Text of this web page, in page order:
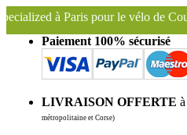
pour le vélo de Course, de Gravel,
Paiement 100% sécurisé
LIVRAISON OFFERTE
métropolitaine et Corse)